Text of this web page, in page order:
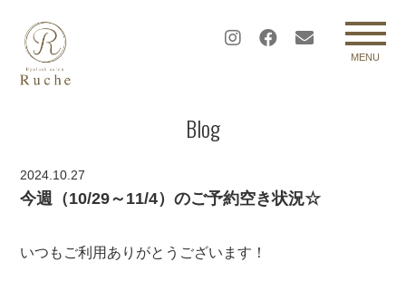
MENU
Blog
2024.10.27
今週（10/29～11/4）のご予約空き状況☆
いつもご利用ありがとうございます！